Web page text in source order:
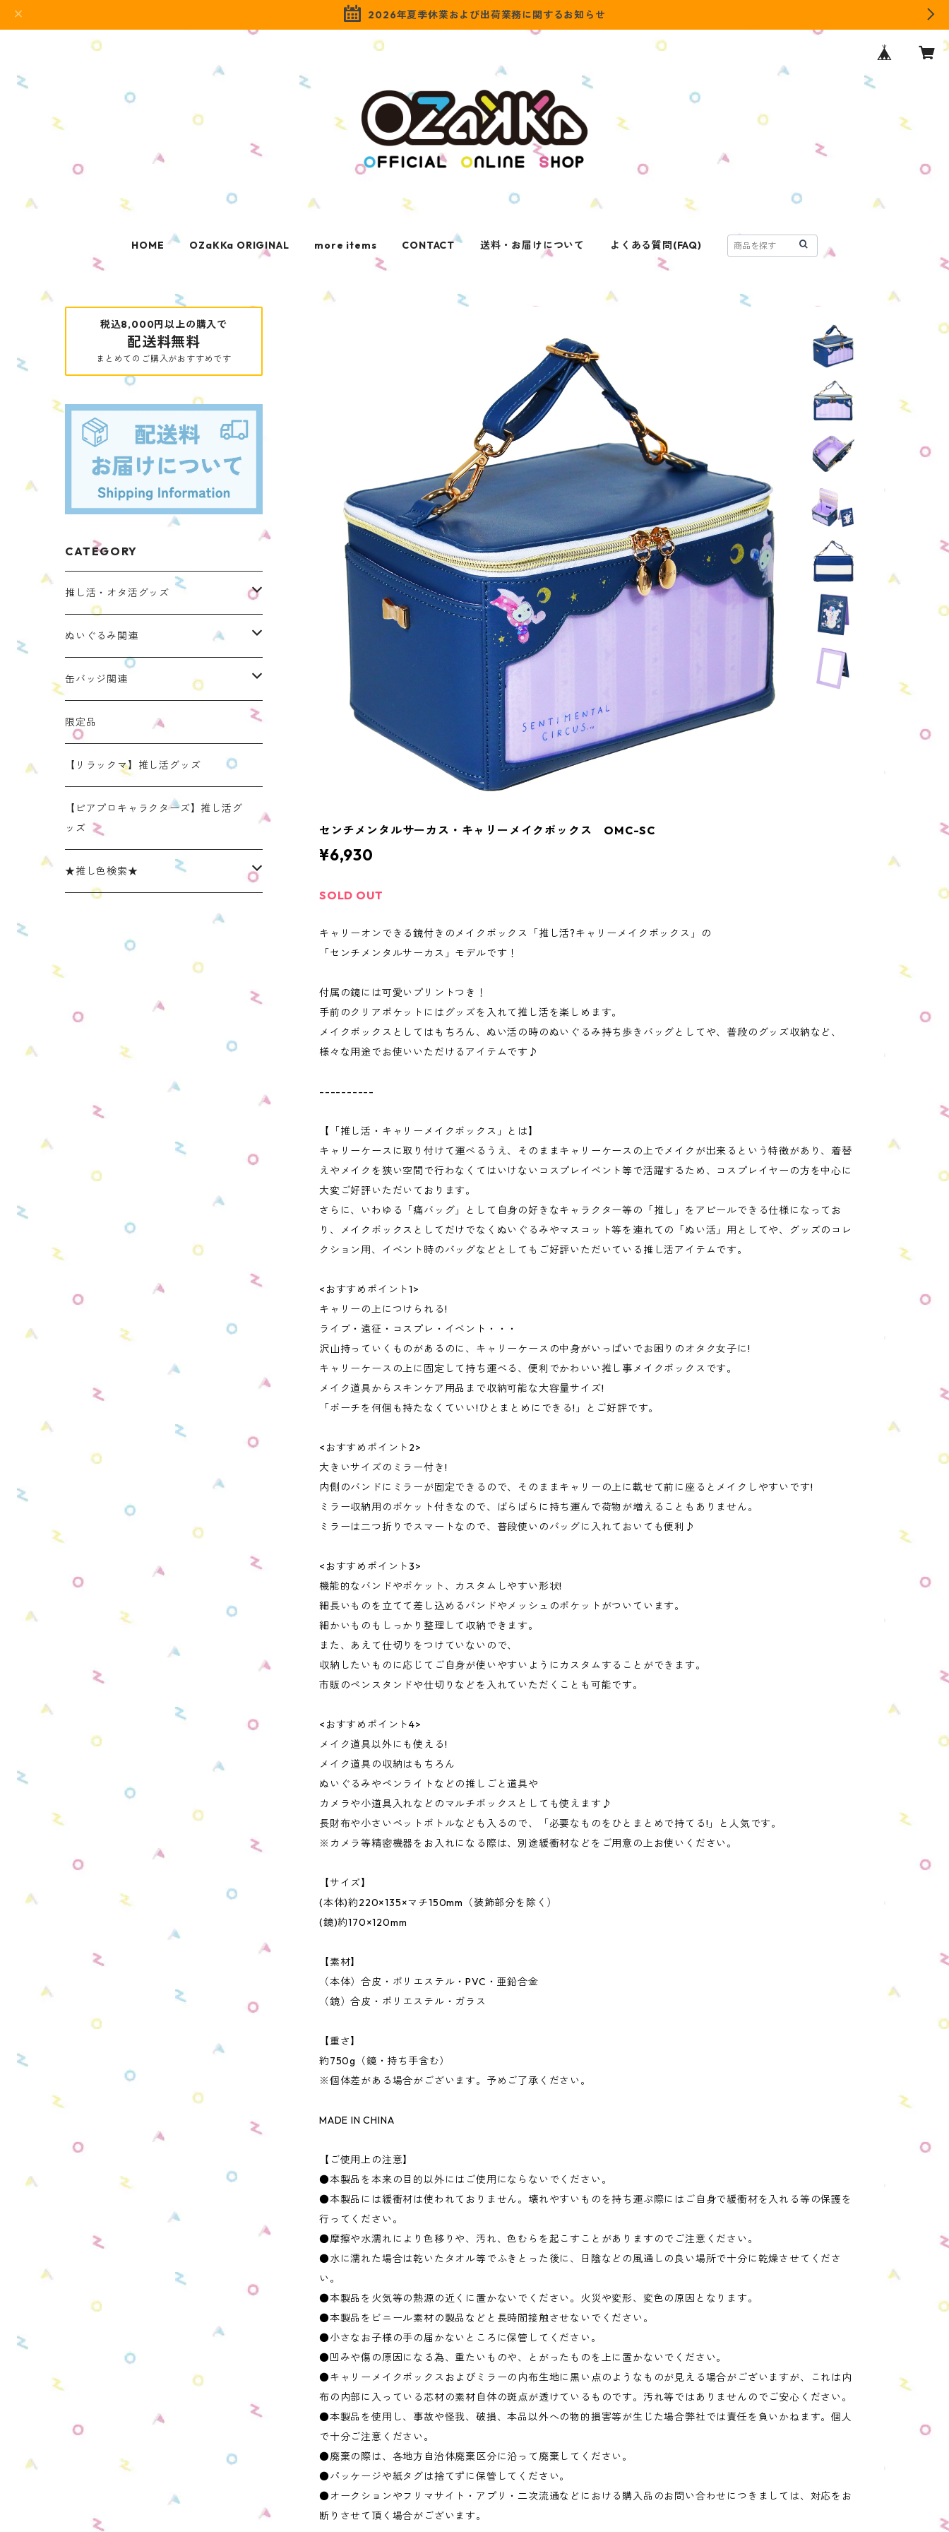
2026年夏季休業および出荷業務に関するお知らせ
HOME OZaKKa ORIGINAL more items CONTACT 送料・お届けについて よくある質問(FAQ)
センチメンタルサーカス・キャリーメイクボックス OMC-SC
¥6,930
SOLD OUT
キャリーオンできる鏡付きのメイクボックス「推し活?キャリーメイクボックス」の
「センチメンタルサーカス」モデルです！
付属の鏡には可愛いプリントつき！
手前のクリアポケットにはグッズを入れて推し活を楽しめます。
メイクボックスとしてはもちろん、ぬい活の時のぬいぐるみ持ち歩きバッグとしてや、普段のグッズ収納など、
様々な用途でお使いいただけるアイテムです♪
----------
【「推し活・キャリーメイクボックス」とは】
キャリーケースに取り付けて運べるうえ、そのままキャリーケースの上でメイクが出来るという特徴があり、着替
えやメイクを狭い空間で行わなくてはいけないコスプレイベント等で活躍するため、コスプレイヤーの方を中心に
大変ご好評いただいております。
さらに、いわゆる「痛バッグ」として自身の好きなキャラクター等の「推し」をアピールできる仕様になってお
り、メイクボックスとしてだけでなくぬいぐるみやマスコット等を連れての「ぬい活」用としてや、グッズのコレ
クション用、イベント時のバッグなどとしてもご好評いただいている推し活アイテムです。
<おすすめポイント1>
キャリーの上につけられる!
ライブ・遠征・コスプレ・イベント・・・
沢山持っていくものがあるのに、キャリーケースの中身がいっぱいでお困りのオタク女子に!
キャリーケースの上に固定して持ち運べる、便利でかわいい推し事メイクボックスです。
メイク道具からスキンケア用品まで収納可能な大容量サイズ!
「ポーチを何個も持たなくていい!ひとまとめにできる!」とご好評です。
<おすすめポイント2>
大きいサイズのミラー付き!
内側のバンドにミラーが固定できるので、そのままキャリーの上に載せて前に座るとメイクしやすいです!
ミラー収納用のポケット付きなので、ばらばらに持ち運んで荷物が増えることもありません。
ミラーは二つ折りでスマートなので、普段使いのバッグに入れておいても便利♪
<おすすめポイント3>
機能的なバンドやポケット、カスタムしやすい形状!
細長いものを立てて差し込めるバンドやメッシュのポケットがついています。
細かいものもしっかり整理して収納できます。
また、あえて仕切りをつけていないので、
収納したいものに応じてご自身が使いやすいようにカスタムすることができます。
市販のペンスタンドや仕切りなどを入れていただくことも可能です。
<おすすめポイント4>
メイク道具以外にも使える!
メイク道具の収納はもちろん
ぬいぐるみやペンライトなどの推しごと道具や
カメラや小道具入れなどのマルチボックスとしても使えます♪
長財布や小さいペットボトルなども入るので、「必要なものをひとまとめで持てる!」と人気です。
※カメラ等精密機器をお入れになる際は、別途緩衝材などをご用意の上お使いください。
【サイズ】
(本体)約220×135×マチ150mm（装飾部分を除く）
(鏡)約170×120mm
【素材】
（本体）合皮・ポリエステル・PVC・亜鉛合金
（鏡）合皮・ポリエステル・ガラス
【重さ】
約750g（鏡・持ち手含む）
※個体差がある場合がございます。予めご了承ください。
MADE IN CHINA
【ご使用上の注意】
●本製品を本来の目的以外にはご使用にならないでください。
●本製品には緩衝材は使われておりません。壊れやすいものを持ち運ぶ際にはご自身で緩衝材を入れる等の保護を
行ってください。
●摩擦や水濡れにより色移りや、汚れ、色むらを起こすことがありますのでご注意ください。
●水に濡れた場合は乾いたタオル等でふきとった後に、日陰などの風通しの良い場所で十分に乾燥させてくださ
い。
●本製品を火気等の熱源の近くに置かないでください。火災や変形、変色の原因となります。
●本製品をビニール素材の製品などと長時間接触させないでください。
●小さなお子様の手の届かないところに保管してください。
●凹みや傷の原因になる為、重たいものや、とがったものを上に置かないでください。
●キャリーメイクボックスおよびミラーの内布生地に黒い点のようなものが見える場合がございますが、これは内
布の内部に入っている芯材の素材自体の斑点が透けているものです。汚れ等ではありませんのでご安心ください。
●本製品を使用し、事故や怪我、破損、本品以外への物的損害等が生じた場合弊社では責任を負いかねます。個人
で十分ご注意ください。
●廃棄の際は、各地方自治体廃棄区分に沿って廃棄してください。
●パッケージや紙タグは捨てずに保管してください。
●オークションやフリマサイト・アプリ・二次流通などにおける購入品のお問い合わせにつきましては、対応をお
断りさせて頂く場合がございます。
税込8,000円以上の購入で
配送料無料
まとめてのご購入がおすすめです
CATEGORY
推し活・オタ活グッズ
ぬいのおくるみ ぬいくるみん
リラックマモデル（全１種）
OZaKKaオリジナルモデル
手と手がつながる つなぐるみん
どうぶつシリーズ(第1弾)
たべものシリーズ(第2弾)
きらきらぬいぐるみポーチ
【限定】星
スタンダード (本体の高さ：約16cm）
推し活コースターケース
ラウンド（丸型 2025年11月リニューアルモ
デル）
スクエア（四角型 2025年11月発売モデル）
缶バッジケース
ねこみみ缶バッジケース スタンダードカラ
ー
ねこみみ缶バッジケース メタリックカラー
リラックマ 缶バッジケース
推しごとショルダーパッド
リラックマモデル 推しごとショルダーパッ
【新モデル】推しごとショルダーパッド
推しごと現場トート
【新モデル】フェイクレザータイプ
【リラックマ】推し活グッズ
肩乗りぬいぐるみショルダーパッド
リラックマモデル 肩乗りぬいぐるみショル
推し活♡２WAYフォトカードホルダー
スタンダード・シンプルモデル（初期モデ
カラーモデル（全9種）
サンリオキャラクターズコラボモデル（全3
ディズニーコレクションモデル（全4種）
リラックマモデル（全2種）
センチメンタルサーカスモデル（全1種）
最遊記 RELOAD -ZEROIN- モデル（全2種）
その他・セット品
ぬいぐるみ関連
ぬいのおくるみ ぬいくるみん
身長：約16cm【BIG】
身長：約12㎝
手と手がつながる つなぐるみん
きらきらぬいぐるみポーチ
スタンダード (本体の高さ：約16cm）
【限定】星モデル
リラックマ ぬい活アイテム
缶バッジ関連
ねこみみ缶バッジケース
くまみみ缶バッジケース
うさみみ缶バッジケース
リラックマ 缶バッジケース
ねこみみロゼットバッグチャーム
限定品
【リラックマ】推し活グッズ
【ピアプロキャラクターズ】推し活グ
ッズ
★推し色検索★
ピンク系
ホワイト系
グレー系